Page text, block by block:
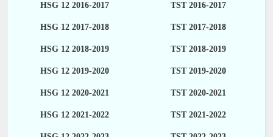
HSG 12 2016-2017 TST 2016-2017
HSG 12 2017-2018 TST 2017-2018
HSG 12 2018-2019 TST 2018-2019
HSG 12 2019-2020 TST 2019-2020
HSG 12 2020-2021 TST 2020-2021
HSG 12 2021-2022 TST 2021-2022